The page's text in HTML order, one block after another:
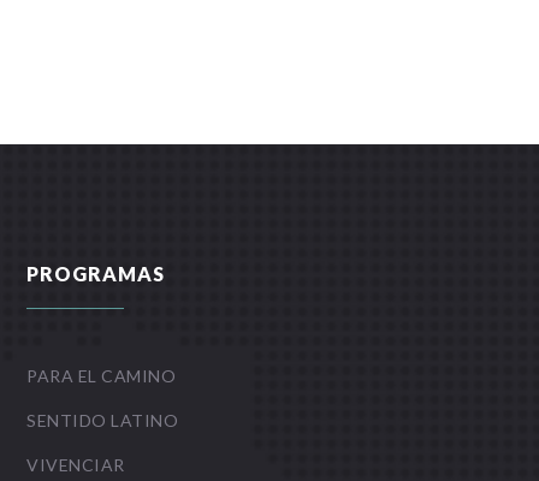
PROGRAMAS
PARA EL CAMINO
SENTIDO LATINO
VIVENCIAR